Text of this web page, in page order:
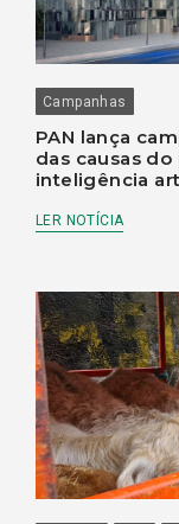
Campanhas
PAN lança
das causas
inteligência
LER NOTÍCIA